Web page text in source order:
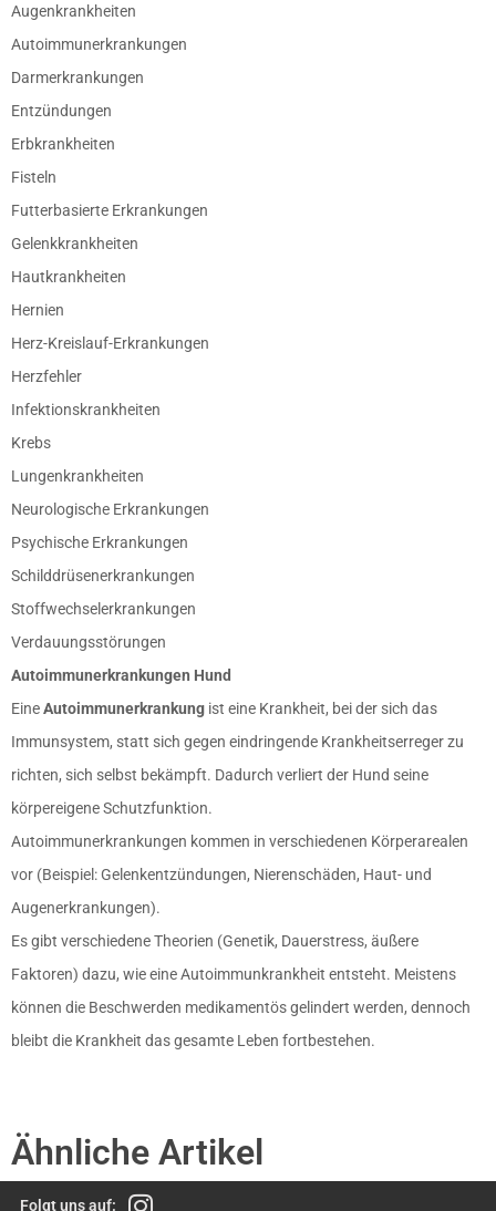
Augenkrankheiten
Autoimmunerkrankungen
Darmerkrankungen
Entzündungen
Erbkrankheiten
Fisteln
Futterbasierte Erkrankungen
Gelenkkrankheiten
Hautkrankheiten
Hernien
Herz-Kreislauf-Erkrankungen
Herzfehler
Infektionskrankheiten
Krebs
Lungenkrankheiten
Neurologische Erkrankungen
Psychische Erkrankungen
Schilddrüsenerkrankungen
Stoffwechselerkrankungen
Verdauungsstörungen
Autoimmunerkrankungen Hund
EineAutoimmunerkrankung ist eine Krankheit, bei der sich das
Immunsystem, statt sich gegen eindringende Krankheitserreger zu
richten, sich selbst bekämpft. Dadurch verliert der Hund seine
körpereigene Schutzfunktion.
Autoimmunerkrankungen kommen in verschiedenen Körperarealen
vor (Beispiel: Gelenkentzündungen, Nierenschäden, Haut- und
Augenerkrankungen).
Es gibt verschiedene Theorien (Genetik, Dauerstress, äußere
Faktoren) dazu, wie eine Autoimmunkrankheit entsteht. Meistens
können die Beschwerden medikamentös gelindert werden, dennoch
bleibt die Krankheit das gesamte Leben fortbestehen.
Ähnliche Artikel
Folgt uns auf: